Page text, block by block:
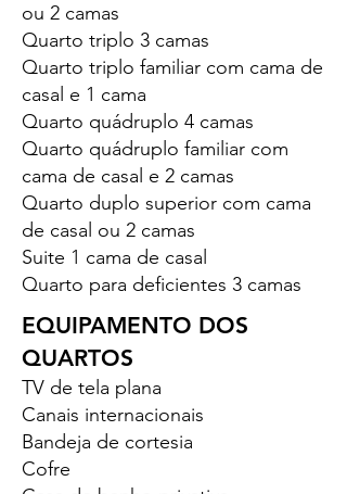
ou 2 camas
Quarto triplo 3 camas
Quarto triplo familiar com cama de
casal e 1 cama
Quarto quádruplo 4 camas
Quarto quádruplo familiar com
cama de casal e 2 camas
Quarto duplo superior com cama
de casal ou 2 camas
Suite 1 cama de casal
Quarto para deficientes 3 camas
EQUIPAMENTO DOS
QUARTOS
TV de tela plana
Canais internacionais
Bandeja de cortesia
Cofre